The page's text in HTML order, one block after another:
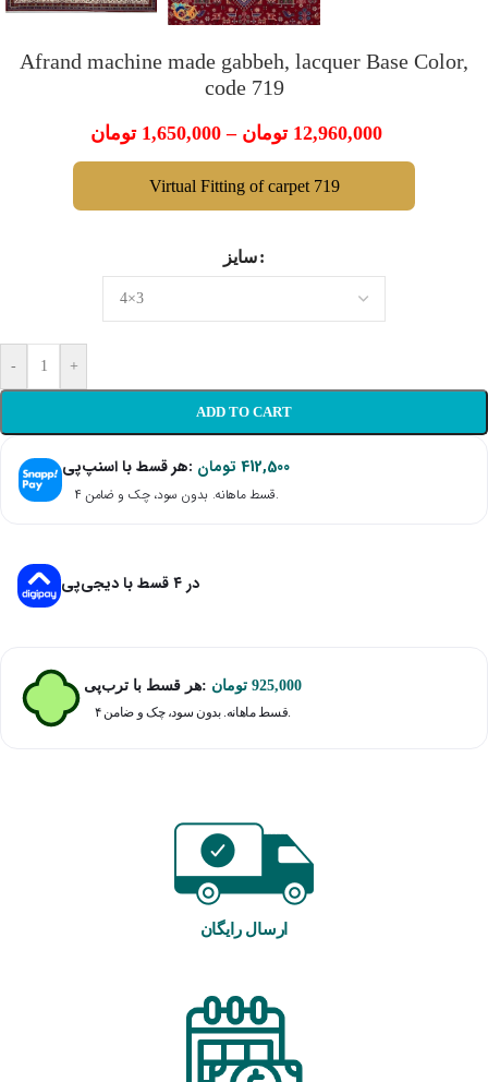
Afrand machine made gabbeh, lacquer Base Color,
code 719
1,650,000 تومان – 12,960,000 تومان
Virtual Fitting of carpet 719
سایز
- +
ADD TO CART
هر قسط با اسنپ‌پی: 412,500 تومان
۴ قسط ماهانه. بدون سود، چک و ضامن.
در ۴ قسط با دیجی‌پی
هر قسط با ترب‌پی: 925,000 تومان
ارسال رایگان